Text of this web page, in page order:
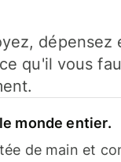
qu'il vous
monde entier.
de main et